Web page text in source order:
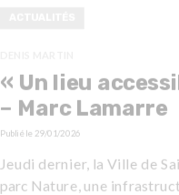
« Un lieu
– Marc Lamarre
Publié le 29/01/2026
Jeudi dernier, la Ville de
parc Nature, une